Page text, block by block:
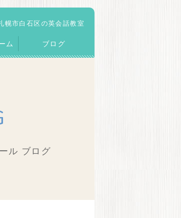
幌市白石区の英会話教室
ム ブログ
ル ブログ